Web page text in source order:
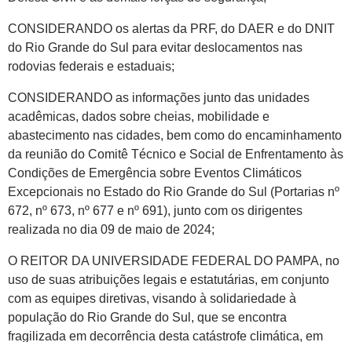
CONSIDERANDO os alertas da PRF, do DAER e do DNIT
do Rio Grande do Sul para evitar deslocamentos nas
rodovias federais e estaduais;
CONSIDERANDO as informações junto das unidades
acadêmicas, dados sobre cheias, mobilidade e
abastecimento nas cidades, bem como do encaminhamento
da reunião do Comitê Técnico e Social de Enfrentamento às
Condições de Emergência sobre Eventos Climáticos
Excepcionais no Estado do Rio Grande do Sul (Portarias nº
672, nº 673, nº 677 e nº 691), junto com os dirigentes
realizada no dia 09 de maio de 2024;
O REITOR DA UNIVERSIDADE FEDERAL DO PAMPA, no
uso de suas atribuições legais e estatutárias, em conjunto
com as equipes diretivas, visando à solidariedade à
população do Rio Grande do Sul, que se encontra
fragilizada em decorrência desta catástrofe climática, em